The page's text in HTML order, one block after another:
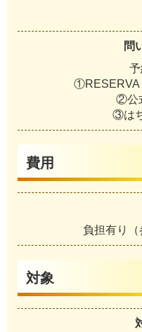
問
予
①RESERVA
②公
③は
費用
負担有り（
対象